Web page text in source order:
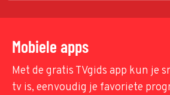
Mobiele apps
Met de gratis TVgids app kun je
tv is, eenvoudig je favoriete